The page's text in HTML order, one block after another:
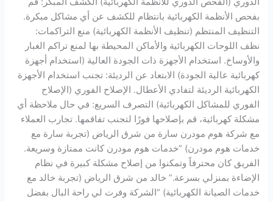
بفحص الأنظمة الكهربائية بانتظام للكشف عن أي مشاكل مبكرة.
التنظيف المنتظم (تنظيف الأنظمة الكهربائية) منع التراكمات:
نظف اللوحات الكهربائية والأماكن المحيطة بها لمنع تراكم الغبار
والأوساخ. استخدام الأجهزة ذات الجودة العالية (استخدام أجهزة
كهربائية عالية الجودة) الابتعاد عن الرديئة: تجنب استخدام الأجهزة
الكهربائية الرديئة لتفادي الأعطال. الإصلاح الفوري (الإصلاح
الفوري للمشاكل الكهربائية) التصرف السريع: في حال ملاحظة أي
مشكلة كهربائية، قم بإصلاحها فورًا لتجنب تفاقمها. تجارب العملاء
مع شركة هوم مودرن سارة من شرق الرياض (تجربة سارة مع
خدمات هوم مودرن) “خدمات هوم مودرن كانت ممتازة وسريعة.
الفريق كان محترفاً وتمكنوا من إصلاح مشكلة كبيرة في نظام
الإضاءة بمنزلي بسرعة.” خالد من شرق الرياض (تجربة خالد مع
خدمات الصيانة الكهربائية) “الشركة وفرت لي راحة البال بفضل